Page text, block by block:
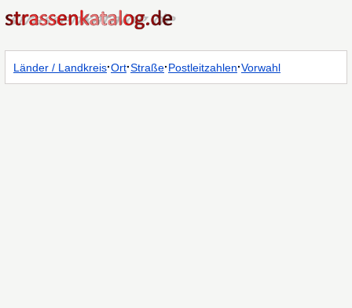
Länder / Landkreis·Ort·Straße·Postleitzahlen·Vorwahl